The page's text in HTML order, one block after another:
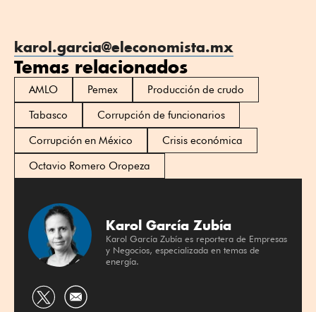
karol.garcia@eleconomista.mx
Temas relacionados
AMLO Pemex
Producción de crudo
Tabasco
Corrupción de funcionarios
Corrupción en México
Crisis económica
Octavio Romero Oropeza
Karol García Zubía
Karol García Zubía es reportera de Empresas
y Negocios, especializada en temas de
energía.
Compartir